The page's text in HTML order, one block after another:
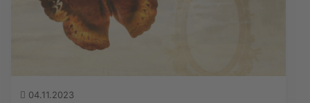
04.11.2023